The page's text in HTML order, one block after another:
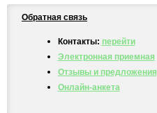
Обратная связь
Контакты: перейти
Электронная приемная
Отзывы и предложения
Онлайн-анкета